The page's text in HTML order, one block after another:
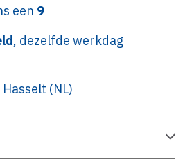
een 9
, dezelfde werkdag
Hasselt (NL)